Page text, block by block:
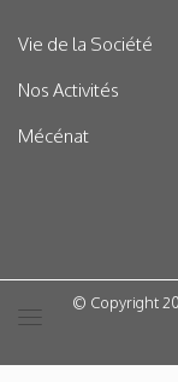
Vie de la Société
Nos Activités
Mécénat
© Copyright